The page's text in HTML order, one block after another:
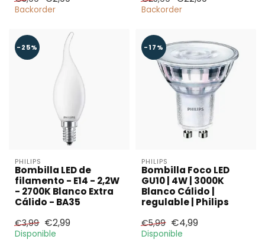
Backorder Backorder
-25%
PHILIPS
Bombilla LED de
filamento - E14 - 2,2W
- 2700K Blanco Extra
Cálido - BA35
€3,99 €2,99
Disponible
-17%
PHILIPS
Bombilla Foco LED
GU10 | 4W | 3000K
Blanco Cálido |
regulable | Philips
€5,99 €4,99
Disponible